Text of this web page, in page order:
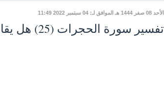
الأحد 08 صفر 1444 هـ الموافق لـ: 04 سبتمبر 2022 11:49
تفسير سورة الحجرات (25) هل يقابل اللّمزُ بمثله -ضوابط وتوجيهات